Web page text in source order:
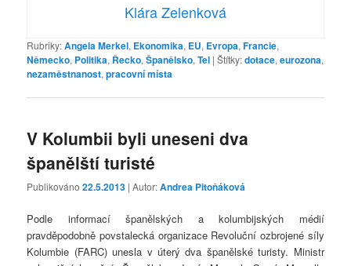
Klára Zelenková
Rubriky:Angela Merkel, Ekonomika, EU, Evropa,Francie,
Německo, Politika, Řecko,Španělsko,Tel |Štítky:dotace,eurozona,
nezaměstnanost,pracovní místa
V Kolumbii byli uneseni dva
španělští turisté
Publikováno22.5.2013 | Autor:Andrea Pitoňáková
Podle informací španělských a kolumbijských médií
pravděpodobně povstalecká organizace Revoluční ozbrojené síly
Kolumbie (FARC) unesla v úterý dva španělské turisty. Ministr